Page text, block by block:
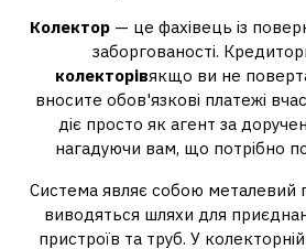
Колектор— це фахівець із
заборгованості.
колекторівякщо ви не
вносите обов'язкові платежі
діє просто як агент за
нагадуючи вам, що потрібно
Система являє собою металевий
виводяться шляхи для
пристроїв та труб. У